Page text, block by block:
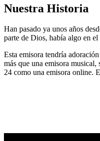
Nuestra Historia
Han pasado ya unos años
parte de Dios, había algo en
Esta emisora tendría
más que una emisora
24 como una emisora online.